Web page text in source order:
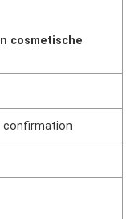
cosmetische
confirmation